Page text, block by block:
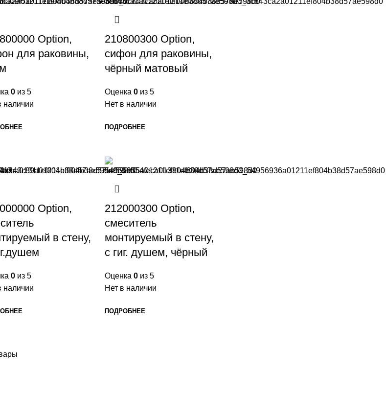
Option,
для раковины,
0из 5
наличии
210800300 Option,
cифон для раковины,
чёрный матовый
Оценка0 из 5
Нет в наличии
ПОДРОБНЕЕ
Option,
в стену,
0из 5
наличии
212000300 Option,
смеситель
монтируемый в стену,
с гиг. душем, чёрный
Оценка0 из 5
Нет в наличии
ПОДРОБНЕЕ